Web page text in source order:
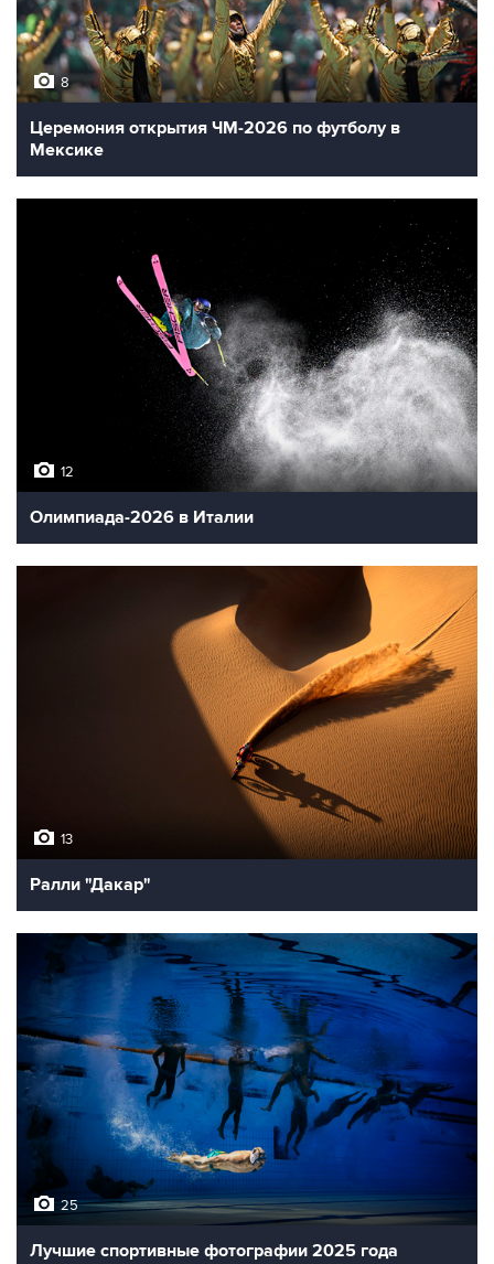
8
Церемония открытия ЧМ-2026 по футболу в
Мексике
12
Олимпиада-2026 в Италии
13
Ралли "Дакар"
25
Лучшие спортивные фотографии 2025 года